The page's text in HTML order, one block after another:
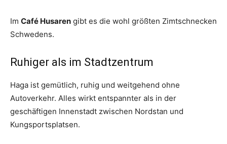
Im Café Husaren gibt es die wohl größten Zimtschnecken
Schwedens.
Ruhiger als im Stadtzentrum
Haga ist gemütlich, ruhig und weitgehend ohne
Autoverkehr. Alles wirkt entspannter als in der
geschäftigen Innenstadt zwischen Nordstan und
Kungsportsplatsen.